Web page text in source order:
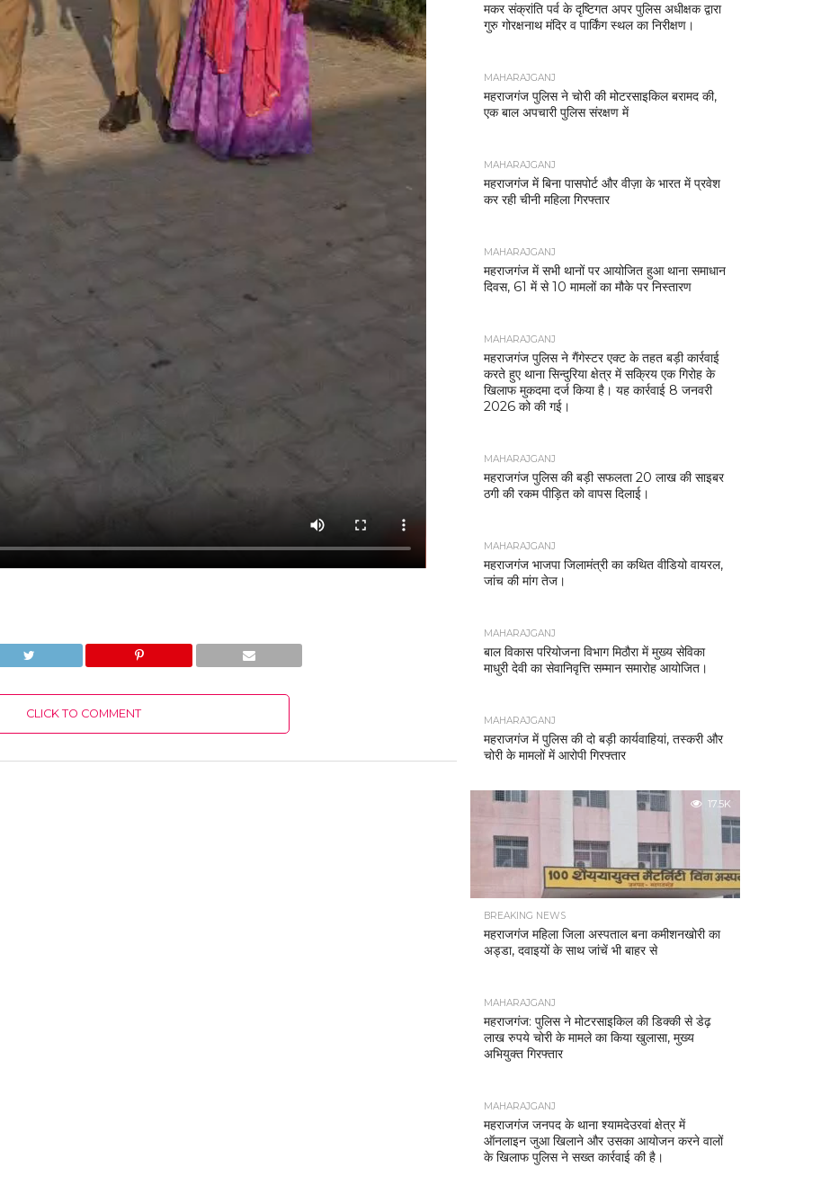
CLICK TO COMMENT
मकर संक्रांति पर्व के दृष्टिगत अपर पुलिस अधीक्षक द्वारा
गुरु गोरक्षनाथ मंदिर व पार्किंग स्थल का निरीक्षण।
MAHARAJGANJ
महराजगंज पुलिस ने चोरी की मोटरसाइकिल बरामद की,
एक बाल अपचारी पुलिस संरक्षण में
MAHARAJGANJ
महराजगंज में बिना पासपोर्ट और वीज़ा के भारत में प्रवेश
कर रही चीनी महिला गिरफ्तार
MAHARAJGANJ
महराजगंज में सभी थानों पर आयोजित हुआ थाना समाधान
दिवस, 61 में से 10 मामलों का मौके पर निस्तारण
MAHARAJGANJ
महराजगंज पुलिस ने गैंगेस्टर एक्ट के तहत बड़ी कार्रवाई
करते हुए थाना सिन्दुरिया क्षेत्र में सक्रिय एक गिरोह के
खिलाफ मुकदमा दर्ज किया है। यह कार्रवाई 8 जनवरी
2026 को की गई।
MAHARAJGANJ
महराजगंज पुलिस की बड़ी सफलता 20 लाख की साइबर
ठगी की रकम पीड़ित को वापस दिलाई।
MAHARAJGANJ
महराजगंज भाजपा जिलामंत्री का कथित वीडियो वायरल,
जांच की मांग तेज।
MAHARAJGANJ
बाल विकास परियोजना विभाग मिठौरा में मुख्य सेविका
माधुरी देवी का सेवानिवृत्ति सम्मान समारोह आयोजित।
MAHARAJGANJ
महराजगंज में पुलिस की दो बड़ी कार्यवाहियां, तस्करी और
चोरी के मामलों में आरोपी गिरफ्तार
17.5K
BREAKING NEWS
महराजगंज महिला जिला अस्पताल बना कमीशनखोरी का
अड्डा, दवाइयों के साथ जांचें भी बाहर से
MAHARAJGANJ
महराजगंज: पुलिस ने मोटरसाइकिल की डिक्की से डेढ़
लाख रुपये चोरी के मामले का किया खुलासा, मुख्य
अभियुक्त गिरफ्तार
MAHARAJGANJ
महराजगंज जनपद के थाना श्यामदेउरवां क्षेत्र में
ऑनलाइन जुआ खिलाने और उसका आयोजन करने वालों
के खिलाफ पुलिस ने सख्त कार्रवाई की है।